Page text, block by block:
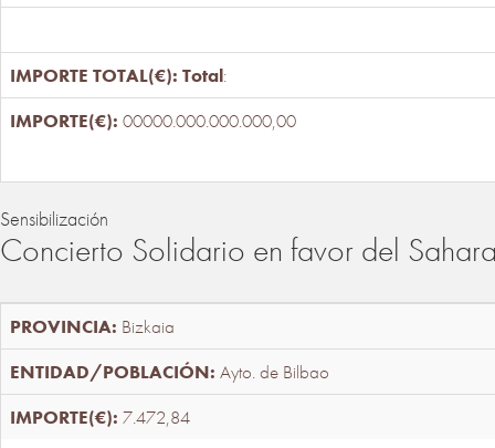
Total:
00000.000.000.000,00
Sensibilización
Concierto Solidario en favor del
Bizkaia
Ayto. de Bilbao
7.472,84